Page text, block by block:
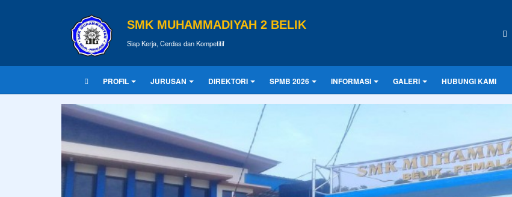
SMK MUHAMMADIYAH 2 BELIK
Siap Kerja, Cerdas dan Kompetitif
PROFIL JURUSAN DIREKTORI SPMB 2026 INFORMASI GALERI HUBUNGI KAMI